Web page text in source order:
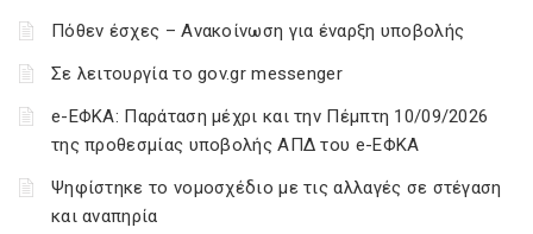
Πόθεν έσχες – Ανακοίνωση για έναρξη υποβολής
Σε λειτουργία το gov.gr messenger
e-ΕΦΚΑ: Παράταση μέχρι και την Πέμπτη 10/09/2026
της προθεσμίας υποβολής ΑΠΔ του e-ΕΦΚΑ
Ψηφίστηκε το νομοσχέδιο με τις αλλαγές σε στέγαση
και αναπηρία